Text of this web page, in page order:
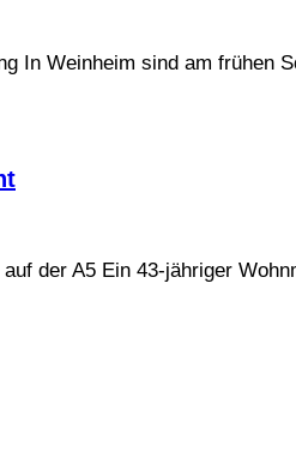
In Weinheim sind am frühen
der A5 Ein 43-jähriger